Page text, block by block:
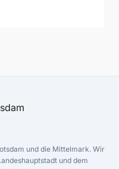
und die Mittelmark. Wir
und dem